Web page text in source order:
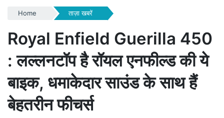
Home ताज़ा खबरें
Royal Enfield Guerilla 450
: लल्लनटॉप है रॉयल एनफील्ड की ये
बाइक, धमाकेदार साउंड के साथ हैं
बेहतरीन फीचर्स